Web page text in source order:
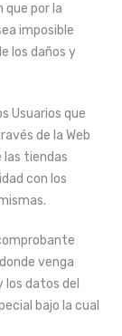
que por la
imposible
los daños y
Usuarios que
de la Web
las tiendas
con los
venga
datos del
bajo la cual